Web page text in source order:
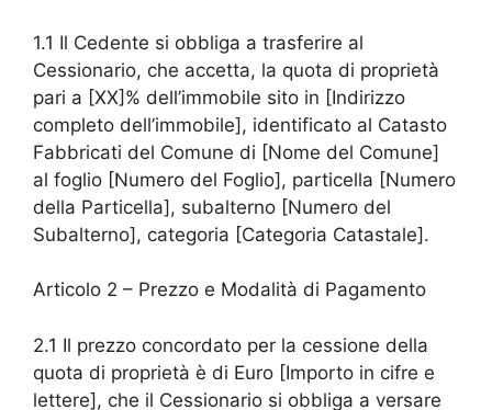
1.1 Il Cedente si obbliga a trasferire al
Cessionario, che accetta, la quota di proprietà
pari a [XX]% dell’immobile sito in [Indirizzo
completo dell’immobile], identificato al Catasto
Fabbricati del Comune di [Nome del Comune]
al foglio [Numero del Foglio], particella [Numero
della Particella], subalterno [Numero del
Subalterno], categoria [Categoria Catastale].
Articolo 2 – Prezzo e Modalità di Pagamento
2.1 Il prezzo concordato per la cessione della
quota di proprietà è di Euro [Importo in cifre e
lettere], che il Cessionario si obbliga a versare